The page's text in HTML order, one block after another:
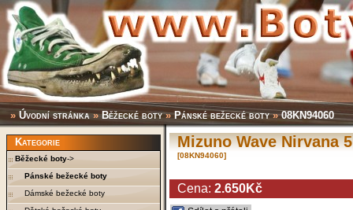
» Úvodní stránka»Běžecké boty»Pánské bežecké boty»08KN94060
Kategorie
Běžecké boty->
Pánské bežecké boty
Dámské bežecké boty
Mizuno Wave Nirvana 5
[08KN94060]
Cena: 2.650Kč